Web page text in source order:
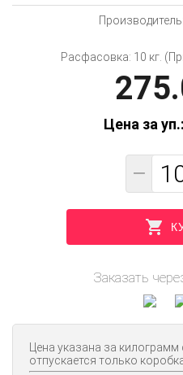
Производитель:
Расфасовка: 10 кг.
Цена за
−
Заказать
Цена указана за
отпускается только